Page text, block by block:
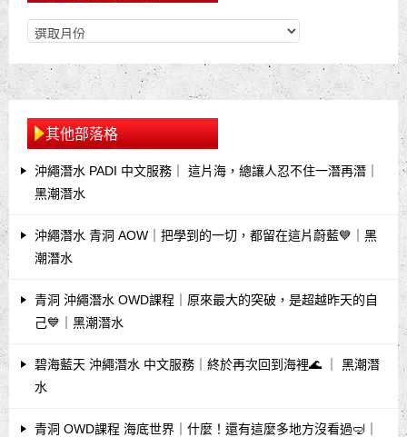
其他部落格
沖繩潛水 PADI 中文服務｜ 這片海，總讓人忍不住一潛再潛｜
黑潮潛水
沖繩潛水 青洞 AOW｜把學到的一切，都留在這片蔚藍💙｜黑
潮潛水
青洞 沖繩潛水 OWD課程｜原來最大的突破，是超越昨天的自
己💙｜黑潮潛水
碧海藍天 沖繩潛水 中文服務｜終於再次回到海裡🌊 ｜ 黑潮潛
水
青洞 OWD課程 海底世界｜什麼！還有這麼多地方沒看過🤿｜